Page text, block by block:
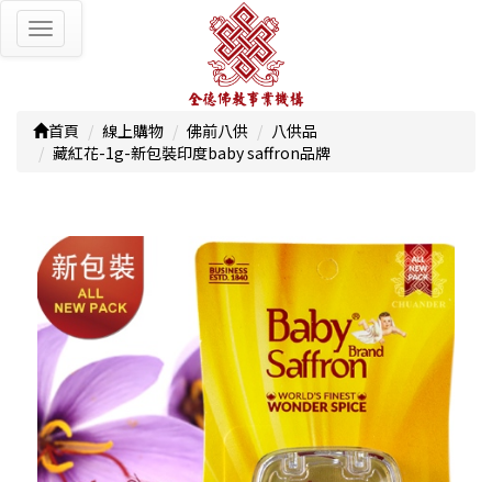
Toggle
navigation
首頁 線上購物 佛前八供
八供品
藏紅花-1g-新包裝印度baby saffron品牌